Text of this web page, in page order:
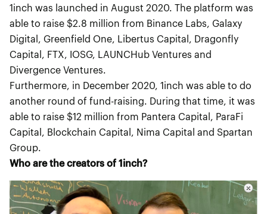
1inch was launched in August 2020. The platform was
able to raise $2.8 million from Binance Labs, Galaxy
Digital, Greenfield One, Libertus Capital, Dragonfly
Capital, FTX, IOSG, LAUNCHub Ventures and
Divergence Ventures.
Furthermore, in December 2020, 1inch was able to do
another round of fund-raising. During that time, it was
able to raise $12 million from Pantera Capital, ParaFi
Capital, Blockchain Capital, Nima Capital and Spartan
Group.
Who are the creators of 1inch?